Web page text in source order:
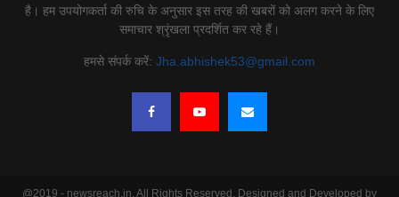
है। हम उपयोगकर्ता की रुचि के अनुसार इस तरह की खबरों को अलग करने के लिए
समाचार श्रृंखला प्रदर्शित कर रहे हैं।
हमसे संपर्क करें: Jha.abhishek53@gmail.com
@2019 - newsreach.in. All Rights Reserved. Designed and Developed by